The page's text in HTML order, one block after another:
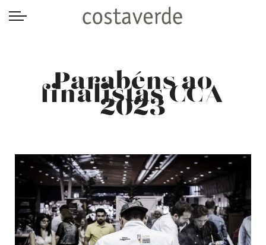
Parabéns ao
finalistas CCA
2023